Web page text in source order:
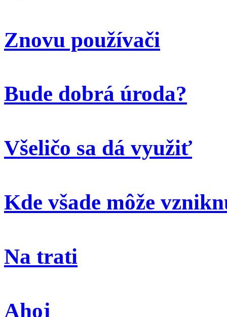
Znovu používači
Bude dobrá úroda?
Všeličo sa dá využiť
Kde všade môže
Na trati
Ahoj